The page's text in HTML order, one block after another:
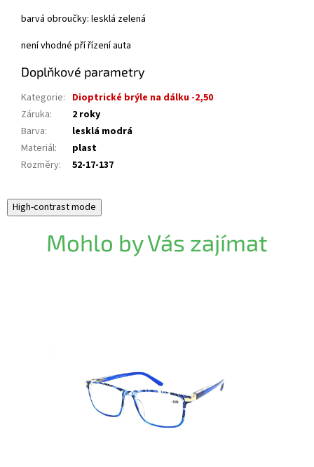
barvá obroučky: lesklá zelená
není vhodné pří řízení auta
Doplňkové parametry
Kategorie: Dioptrické brýle na dálku -2,50
Záruka:
2 roky
Barva:
lesklá modrá
Materiál:
plast
Rozměry: 52-17-137
High-contrast mode
Mohlo by Vás zajímat